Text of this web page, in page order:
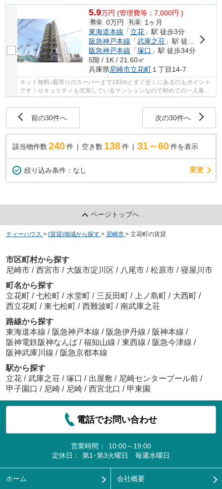
5.9万円 (管理費等：7,000円 )
敷金 0万円 礼金
1ヶ月
東海道本線 「立花 」駅 徒歩3分
阪急神戸本線 「武庫之荘 」駅 徒歩24分
阪急神戸本線 「塚口 」駅 徒歩34分
5階 / 1K / 21.60㎡
兵庫県尼崎市立花町 １丁目14-7
ネット無料♪最寄りのスーパーまで193mとすぐ近くにあるのもポイント
です！セキュリティも充実しているマンションなので初めての一人暮ら
しでも安心です！自慢の自転車はあるけど置き場...
前の30件へ 次の30件へ
該当物件数 240件 空き数 138 件 31～60 件を表示
絞り込み条件： なし 変更
ページトップへ
ティーハウス > (賃貸)地域から探す > 尼崎市 > 立花町の賃貸
市区町村から探す
尼崎市 / 西宮市 / 大阪市淀川区 / 八尾市 / 松原市 / 寝屋川市
町名から探す
立花町 / 七松町 / 水堂町 / 三反田町 / 上ノ島町 / 大西町 /
西立花町 / 東七松町 / 西難波町 / 南武庫之荘
路線から探す
東海道本線 / 阪急神戸本線 / 阪急伊丹線 / 阪神本線 /
阪神電鉄阪神なんば / 福知山線 / 東西線 / 阪急今津線 /
阪神武庫川線 / 阪急京都本線
駅から探す
立花 / 武庫之荘 / 塚口 / 出屋敷 / 尼崎センタープール前 /
甲子園口 / 尼崎 / 尼崎 / 西宮北口 / 甲東園
電話でお問い合わせ
営業時間：
10:00～19:00
定休日：
第1･第3火曜日 毎週水曜日
ホーム 会社概要